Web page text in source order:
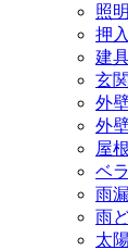
照
押
建
玄
外
外
屋
ベ
雨
雨
太